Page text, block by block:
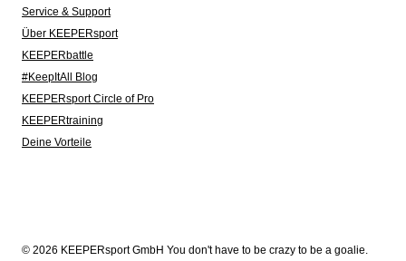
Service & Support
Über KEEPERsport
KEEPERbattle
#KeepItAll Blog
KEEPERsport Circle of Pro
KEEPERtraining
Deine Vorteile
© 2026 KEEPERsport GmbH You don't have to be crazy to be a goalie.